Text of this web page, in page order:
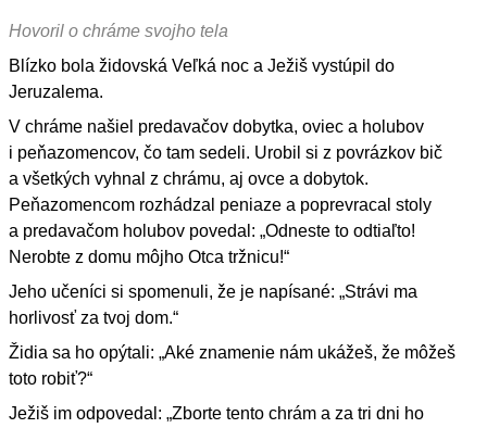
Hovoril o chráme svojho tela
Blízko bola židovská Veľká noc a Ježiš vystúpil do
Jeruzalema.
V chráme našiel predavačov dobytka, oviec a holubov
i peňazomencov, čo tam sedeli. Urobil si z povrázkov bič
a všetkých vyhnal z chrámu, aj ovce a dobytok.
Peňazomencom rozhádzal peniaze a poprevracal stoly
a predavačom holubov povedal: „Odneste to odtiaľto!
Nerobte z domu môjho Otca tržnicu!“
Jeho učeníci si spomenuli, že je napísané: „Strávi ma
horlivosť za tvoj dom.“
Židia sa ho opýtali: „Aké znamenie nám ukážeš, že môžeš
toto robiť?“
Ježiš im odpovedal: „Zborte tento chrám a za tri dni ho